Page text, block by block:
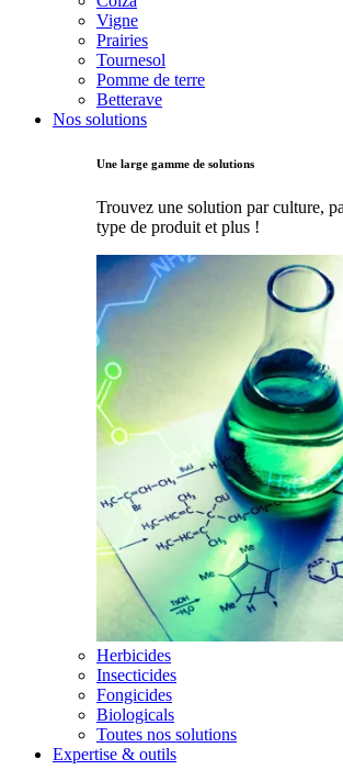
Vigne
Prairies
Tournesol
Pomme de terre
Betterave
Nos solutions
Une large gamme de solutions
Trouvez une solution par culture,
type de produit et plus !
Herbicides
Insecticides
Fongicides
Biologicals
Toutes nos solutions
Expertise & outils